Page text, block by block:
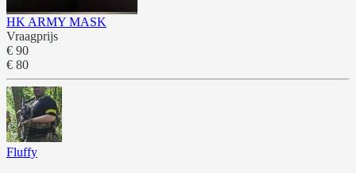
HK ARMY MASK
Vraagprijs
€ 90
€ 80
Fluffy